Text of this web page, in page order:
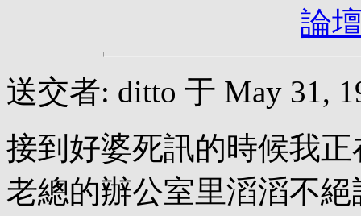
論
送交者: ditto 于 May 31,
接到好婆死訊的時候我
老總的辦公室里滔滔不